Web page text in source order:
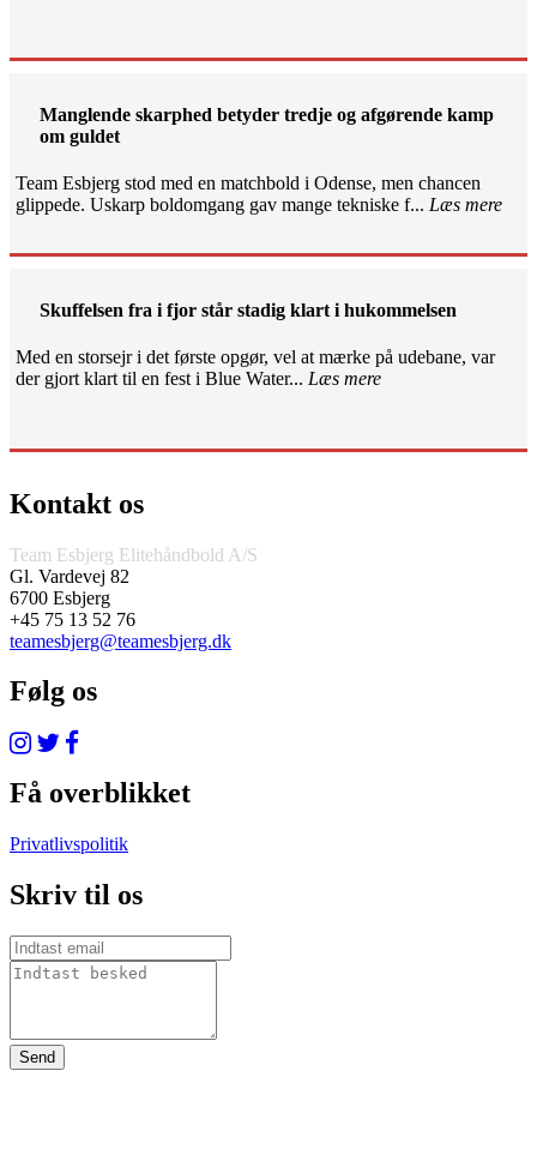
Manglende skarphed betyder tredje og afgørende kamp
om guldet
Team Esbjerg stod med en matchbold i Odense, men chancen
glippede. Uskarp boldomgang gav mange tekniske f... Læs mere
Skuffelsen fra i fjor står stadig klart i hukommelsen
Med en storsejr i det første opgør, vel at mærke på udebane, var
der gjort klart til en fest i Blue Water... Læs mere
Kontakt os
Team Esbjerg Elitehåndbold A/S
Gl. Vardevej 82
6700 Esbjerg
+45 75 13 52 76
teamesbjerg@teamesbjerg.dk
Følg os
Få overblikket
Privatlivspolitik
Skriv til os